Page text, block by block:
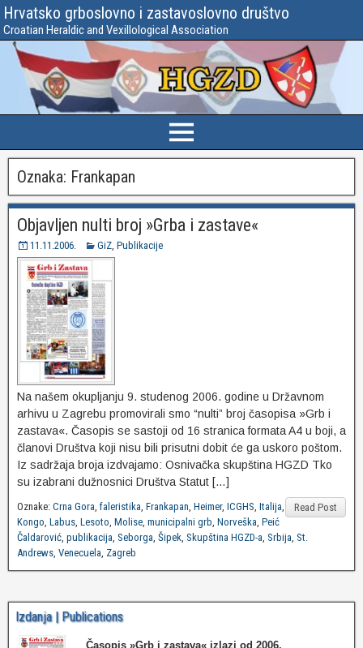
Hrvatsko grboslovno i zastavoslovno društvo
Croatian Heraldic and Vexillological Association
Oznaka: Frankapan
Objavljen nulti broj »Grba i zastave«
11.11.2006. GiZ, Publikacije
Na našem okupljanju 9. studenog 2006. godine u Državnom
arhivu u Zagrebu promovirali smo “nulti” broj časopisa »Grb i
zastava«. Časopis se sastoji od 16 stranica formata A4 u boji, a
članovi Društva koji nisu bili prisutni dobit će ga uskoro poštom.
Iz sadržaja broja izdvajamo: Osnivačka skupština HGZD Tko
su izabrani dužnosnici Društva Statut […]
Read Post
Oznake: Crna Gora, faleristika, Frankapan, Heimer, ICGHS, Italija,
Kongo, Labus, Lesoto, Molise, municipalni grb, Norveška, Peić
Čaldarović, publikacija, Seborga, Šipek, Skupština HGZD-a, Srbija, St.
Andrews, Venecuela, Zagreb
Izdanja | Publications
Časopis »Grb i zastava« izlazi od 2006.